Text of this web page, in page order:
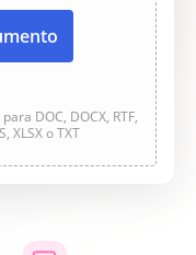
DOC, DOCX, RTF,
XLSX o TXT